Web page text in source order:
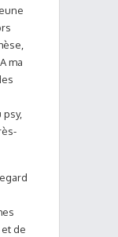
ma
psy,
de